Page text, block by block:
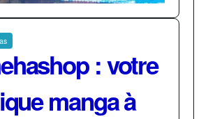
: votre
manga à